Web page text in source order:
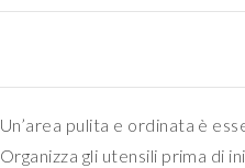
Un’area pulita e ordinata è
Organizza gli utensili prima di